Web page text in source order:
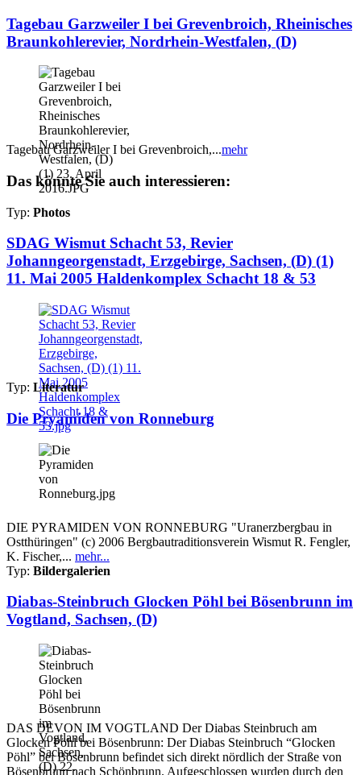
Tagebau Garzweiler I bei Grevenbroich, Rheinisches
Braunkohlerevier, Nordrhein-Westfalen, (D)
Tagebau Garzweiler I bei Grevenbroich,...mehr
Das könnte Sie auch interessieren:
Typ: Photos
SDAG Wismut Schacht 53, Revier
Johanngeorgenstadt, Erzgebirge, Sachsen, (D) (1)
11. Mai 2005 Haldenkomplex Schacht 18 & 53
Typ: Literatur
Die Pryamiden von Ronneburg
DIE PYRAMIDEN VON RONNEBURG "Uranerzbergbau in
Ostthüringen" (c) 2006 Bergbautraditionsverein Wismut R. Fengler,
K. Fischer,... mehr...
Typ: Bildergalerien
Diabas-Steinbruch Glocken Pöhl bei Bösenbrunn im
Vogtland, Sachsen, (D)
DAS DEVON IM VOGTLAND Der Diabas Steinbruch am
Glocken Pöhl bei Bösenbrunn: Der Diabas Steinbruch “Glocken
Pöhl” bei Bösenbrunn befindet sich direkt nördlich der Straße von
Bösenbrunn nach Schönbrunn. Aufgeschlossen wurden durch den